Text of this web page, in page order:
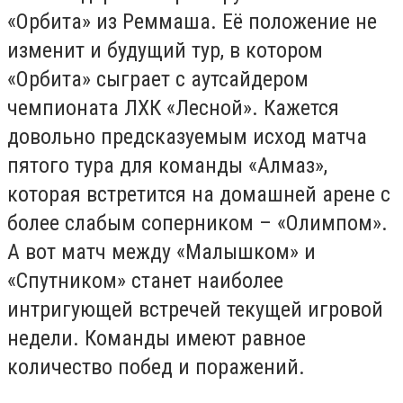
«Орбита» из Реммаша. Её положение не
изменит и будущий тур, в котором
«Орбита» сыграет с аутсайдером
чемпионата ЛХК «Лесной». Кажется
довольно предсказуемым исход матча
пятого тура для команды «Алмаз»,
которая встретится на домашней арене с
более слабым соперником – «Олимпом».
А вот матч между «Малышком» и
«Спутником» станет наиболее
интригующей встречей текущей игровой
недели. Команды имеют равное
количество побед и поражений.